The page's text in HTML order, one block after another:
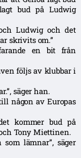
bud på Ludwig
Ludwig och det
skrivits om.”
en bit från
följs av klubbar i
säger han.
någon av Europas
kommer bud på
Tony Miettinen.
lämnar”, säger